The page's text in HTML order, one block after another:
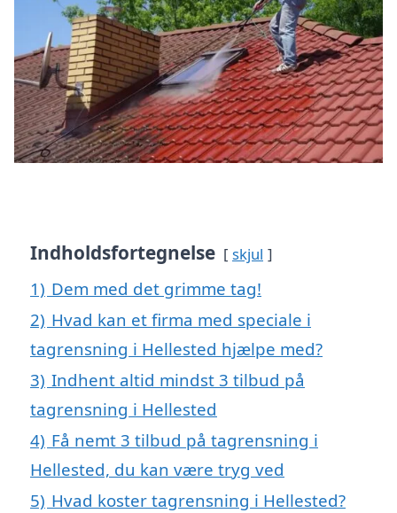
Indholdsfortegnelse skjul
1) Dem med det grimme tag!
2) Hvad kan et firma med speciale i
tagrensning i Hellested hjælpe med?
3) Indhent altid mindst 3 tilbud på
tagrensning i Hellested
4) Få nemt 3 tilbud på tagrensning i
Hellested, du kan være tryg ved
5) Hvad koster tagrensning i Hellested?